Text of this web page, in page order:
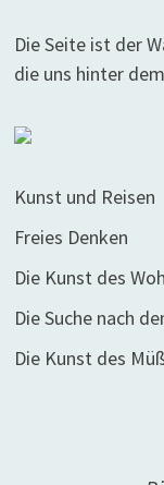
Die Seite ist der
die uns hinter
Kunst und Reisen
Freies Denken
Die Kunst des
Die Suche nach
Die Kunst des